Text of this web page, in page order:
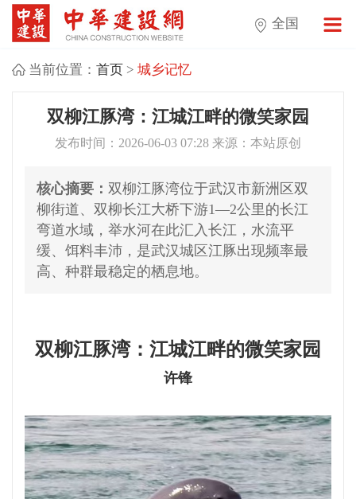
全国
当前位置： 首页> 城乡记忆
双柳江豚湾：江城江畔的微笑家园
发布时间：2026-06-03 07:28 来源：本站原创
核心摘要： 双柳江豚湾位于武汉市新洲区双
柳街道、双柳长江大桥下游1—2公里的长江
弯道水域，举水河在此汇入长江，水流平
缓、饵料丰沛，是武汉城区江豚出现频率最
高、种群最稳定的栖息地。
双柳江豚湾：江城江畔的微笑家园
许锋